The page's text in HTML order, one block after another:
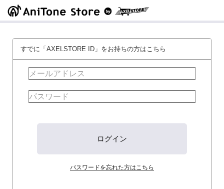
すでに「AXELSTORE ID」をお持ちの方はこちら
パスワードを忘れた方はこちら